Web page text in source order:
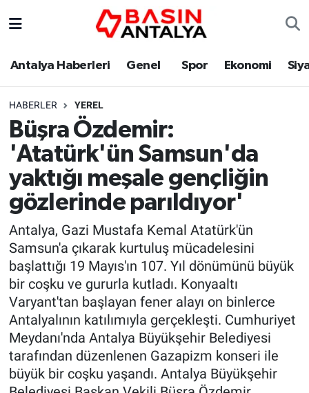
Antalya Haberleri Genel Spor Ekonomi
HABERLER YEREL
Büşra Özdemir:
'Atatürk'ün Samsun'da
yaktığı meşale gençliğin
gözlerinde parıldıyor'
Antalya, Gazi Mustafa Kemal Atatürk'ün
Samsun'a çıkarak kurtuluş mücadelesini
başlattığı 19 Mayıs'ın 107. Yıl dönümünü büyük
bir coşku ve gururla kutladı. Konyaaltı
Varyant'tan başlayan fener alayı on binlerce
Antalyalının katılımıyla gerçekleşti. Cumhuriyet
Meydanı'nda Antalya Büyükşehir Belediyesi
tarafından düzenlenen Gazapizm konseri ile
büyük bir coşku yaşandı. Antalya Büyükşehir